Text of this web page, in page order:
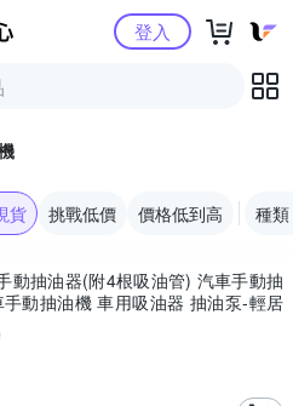
Yahoo購物中心登入
貨 挑戰低價 價格低到高 種類
動抽油器(附4根吸油管) 汽車手動抽
動抽油機 車用吸油器 抽油泵-輕居